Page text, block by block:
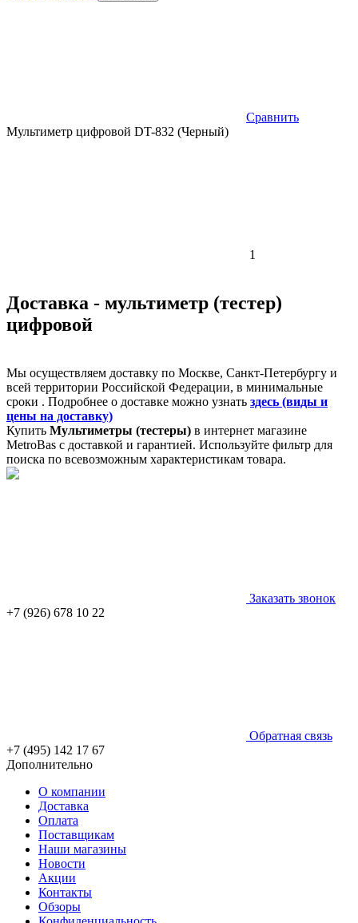
Сравнить
Мультиметр цифровой DT-832 (Черный)
1
Доставка - мультиметр (тестер)
цифровой
Мы осуществляем доставку по Москве, Санкт-Петербургу и
всей территории Российской Федерации, в минимальные
сроки . Подробнее о доставке можно узнать здесь (виды и
цены на доставку)
Купить Мультиметры (тестеры) в интернет магазине
MetroBas с доставкой и гарантией. Используйте фильтр для
поиска по всевозможным характеристикам товара.
Заказать звонок
+7 (926) 678 10 22
Обратная связь
+7 (495) 142 17 67
Дополнительно
О компании
Доставка
Оплата
Поставщикам
Наши магазины
Новости
Акции
Контакты
Обзоры